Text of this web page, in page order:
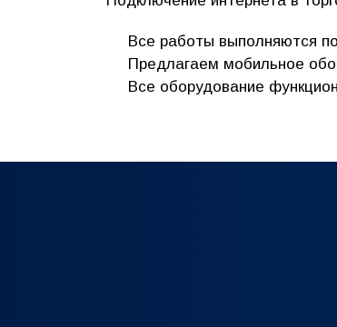
Все работы выполняются
Предлагаем мобильное
Все оборудование